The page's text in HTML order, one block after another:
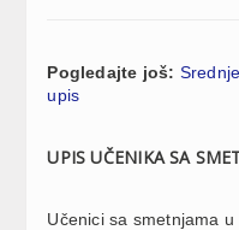
Pogledajte još:
upis
UPIS UČENIKA SA
Učenici sa smetnjama